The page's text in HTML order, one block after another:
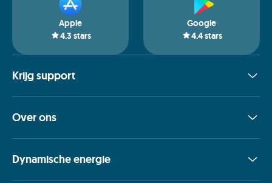
Apple
4.3 stars
Google
4.4stars
Krijg support
Over ons
Dynamische energie